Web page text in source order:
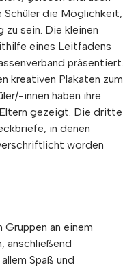
Schüler die Möglichkeit,
sein. Die kleinen
eines Leitfadens
präsentiert.
kreativen Plakaten zum
innen haben ihre
gezeigt. Die dritte
in denen
worden
Gruppen an einem
anschließend
Spaß und